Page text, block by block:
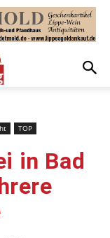
TOP
in Bad